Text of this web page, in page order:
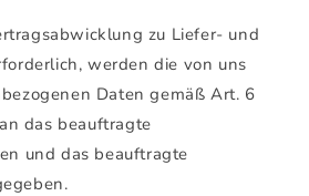
zu Liefer- und
werden die von uns
Daten gemäß Art. 6
das beauftragte
und das beauftragte